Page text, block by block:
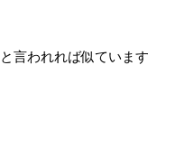
と言われれば似ています